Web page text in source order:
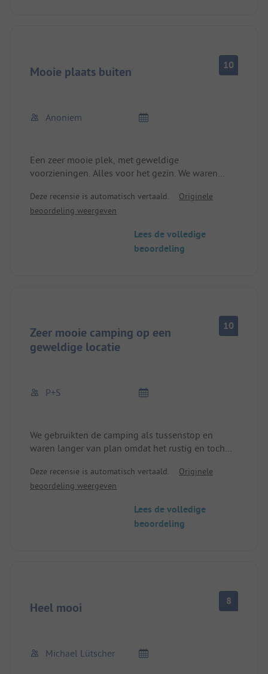
Mooie plaats buiten 10
Anoniem
Een zeer mooie plek, met geweldige
voorzieningen. Alles voor het gezin. We waren
geweldig.
Deze recensie is automatisch vertaald.
Originele
beoordeling weergeven
Lees de volledige
beoordeling
Zeer mooie camping op een
geweldige locatie
10
P+S
We gebruikten de camping als tussenstop en
waren langer van plan omdat het rustig en toch
Vriendelijk personeel en service.
Deze recensie is automatisch vertaald.
Originele
beoordeling weergeven
Lees de volledige
beoordeling
Heel mooi 8
Michael Lütscher